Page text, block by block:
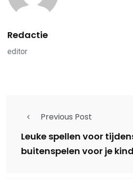
Redactie
editor
Previous Post
Leuke spellen voor
buitenspelen voor je kind